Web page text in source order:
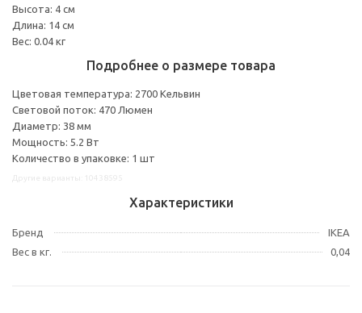
Высота: 4 см
Длина: 14 см
Вес: 0.04 кг
Подробнее о размере товара
Цветовая температура: 2700 Кельвин
Световой поток: 470 Люмен
Диаметр: 38 мм
Мощность: 5.2 Вт
Количество в упаковке: 1 шт
Характеристики
Бренд
IKEA
Вес в кг.
0,04